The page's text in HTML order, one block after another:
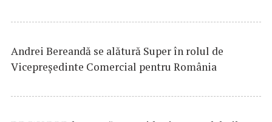
Andrei Bereandă se alătură Super în rolul de
Vicepreședinte Comercial pentru România